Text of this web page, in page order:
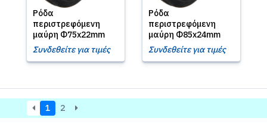
Ρόδα
περιστρεφόμενη
μαύρη Φ75x22mm
Συνδεθείτε για τιμές
Ρόδα
περιστρεφόμενη
μαύρη Φ85x24mm
Συνδεθείτε για τιμές
1 2